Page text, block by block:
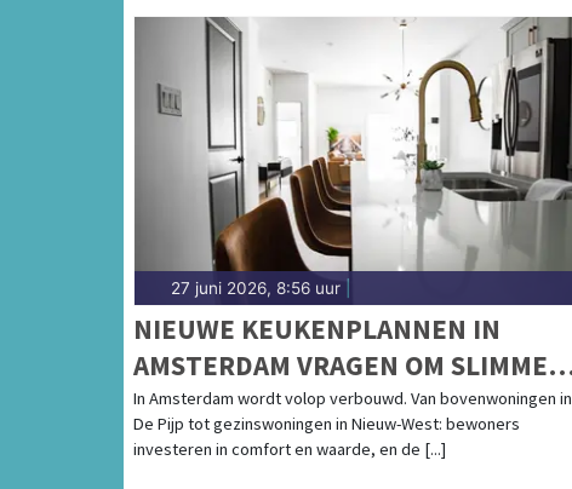
27 juni 2026, 8:56 uur
NIEUWE KEUKENPLANNEN IN
AMSTERDAM VRAGEN OM SLIMME
KEUZES
In Amsterdam wordt volop verbouwd. Van bovenwoningen in
De Pijp tot gezinswoningen in Nieuw-West: bewoners
investeren in comfort en waarde, en de [...]